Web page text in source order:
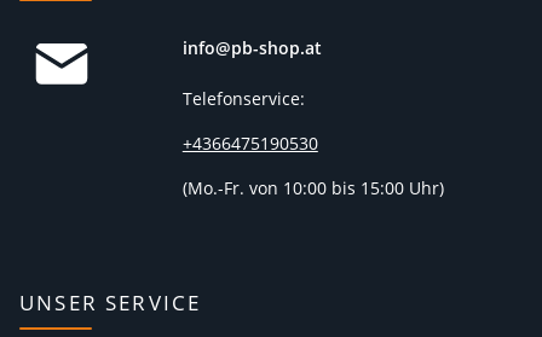
info@pb-shop.at
Telefonservice:
+4366475190530
(Mo.-Fr. von 10:00 bis 15:00 Uhr)
UNSER SERVICE